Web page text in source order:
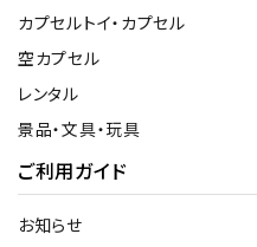
カプセルトイ・カプセル
空カプセル
レンタル
景品・文具・玩具
ご利用ガイド
お知らせ